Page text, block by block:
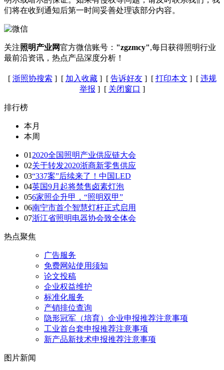
们将在收到通知后第一时间妥善处理该部分内容。
关注照明产业网官方微信账号： "zgzmcy",每日获得照明行业
最前沿资讯，热点产品深度分析！
[ 浙照协搜索 ] [ 加入收藏] [ 告诉好友] [ 打印本文 ] [ 违规
举报 ] [ 关闭窗口 ]
排行榜
本月
本周
01 2020全国照明产业供应链大会
02关于转发2020浙商新零售供应
03“337案”后续来了！中国LED
04英国9月起将禁售卤素灯泡
056家照企升甲，“照明双甲”
06南宁市首个智慧灯杆正式启用
07浙江省照明电器协会致全体会
热点聚焦
广告服务
免费网站使用须知
论文投稿
企业权益维护
标准化服务
产销排位查询
隐形冠军（培育）企业申报推荐注意事项
工业首台套申报推荐注意事项
新产品新技术申报推荐注意事项
图片新闻